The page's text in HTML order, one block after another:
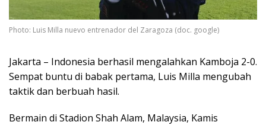
Photo: Luis Milla nuevo entrenador del Zaragoza (doc. google)
Jakarta – Indonesia berhasil mengalahkan Kamboja 2-0.
Sempat buntu di babak pertama, Luis Milla mengubah
taktik dan berbuah hasil.
Bermain di Stadion Shah Alam, Malaysia, Kamis